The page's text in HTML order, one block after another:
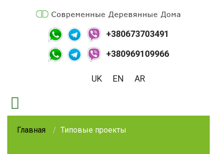
+380673703491
+380969109966
UK EN AR
Главная Типовые проекты